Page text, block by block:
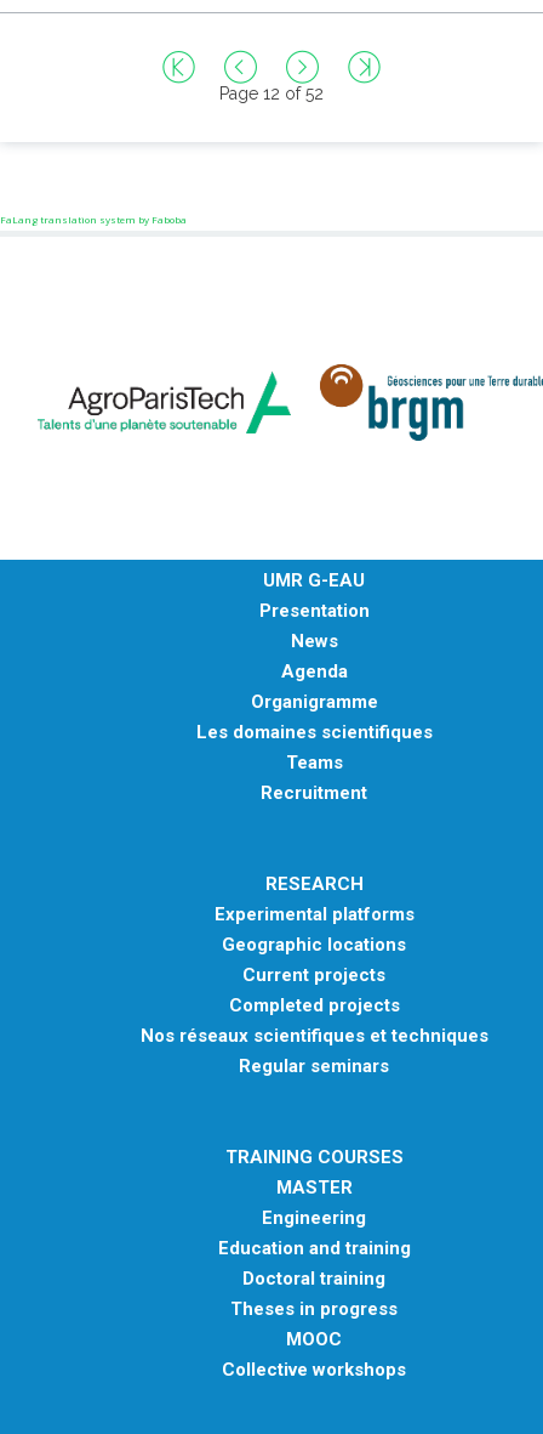
Page 12 of 52
FaLang translation system by Faboba
UMR G-EAU
Presentation
News
Agenda
Organigramme
Les domaines scientifiques
Teams
Recruitment
RESEARCH
Experimental platforms
Geographic locations
Current projects
Completed projects
Nos réseaux scientifiques et techniques
Regular seminars
TRAINING COURSES
MASTER
Engineering
Education and training
Doctoral training
Theses in progress
MOOC
Collective workshops